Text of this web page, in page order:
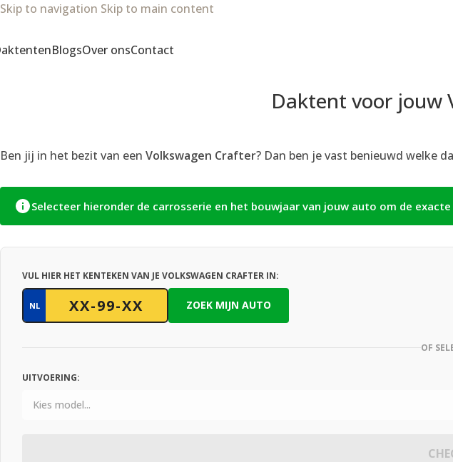
Skip to navigation Skip to main content
BlogsOver onsContact
Daktent voor jouw
Ben jij in het bezit van een Volkswagen Crafter? Dan ben je vast benieuwd welke
Selecteer hieronder de carrosserie en het bouwjaar van jouw auto om de
VUL HIER HET KENTEKEN VAN JE VOLKSWAGEN CRAFTER IN:
NL ZOEK MIJN AUTO
OF
UITVOERING: